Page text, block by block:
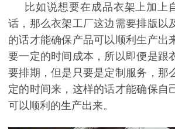
比如说想要在成品衣架上加上
话，那么衣架工厂这边需要排版以
的话才能确保产品可以顺利生产出
要一定的时间成本，所以即便是跟
要排期，但是只要是定制服务，那
定的时间来，这样的话才能确保自
可以顺利的生产出来。